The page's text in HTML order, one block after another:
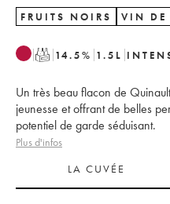
FRUITS NOIRS VIN DE
T 14.5% 1.5 L
Un très beau flacon de
jeunesse et offrant de belles
potentiel de garde séduisant.
Plus d'infos
LA CUVÉE